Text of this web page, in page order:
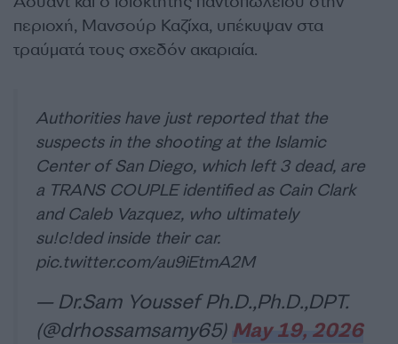
περιοχή, Μανσούρ Καζίχα, υπέκυψαν στα
τραύματά τους σχεδόν ακαριαία.
Authorities have just reported that the
suspects in the shooting at the Islamic
Center of San Diego, which left 3 dead, are
a TRANS COUPLE identified as Cain Clark
and Caleb Vazquez, who ultimately
su!c!ded inside their car.
pic.twitter.com/au9iEtmA2M
— Dr.Sam Youssef Ph.D.,Ph.D.,DPT.
(@drhossamsamy65) May 19, 2026